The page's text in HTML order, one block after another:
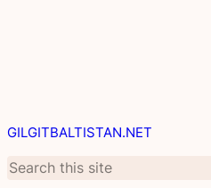
GILGITBALTISTAN.NET
e
r